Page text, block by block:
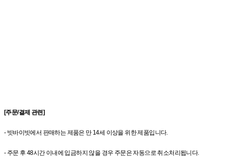
[주문/결제 관련]
- 빗바이빗에서 판매하는 제품은 만 14세 이상을 위한 제품입니다.
- 주문 후 48시간 이내에 입금하지 않을 경우 주문은 자동으로 취소처리됩니다.